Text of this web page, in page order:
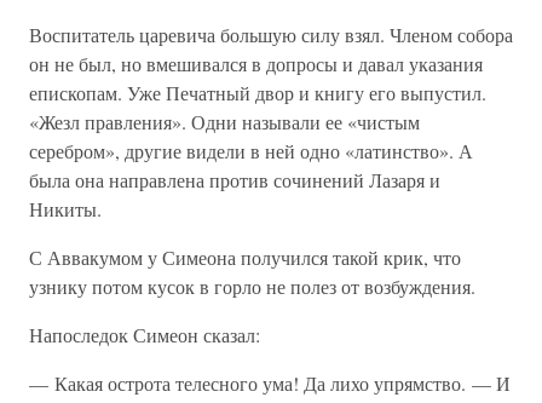
Воспитатель царевича большую силу взял. Членом собора
он не был, но вмешивался в допросы и давал указания
епископам. Уже Печатный двор и книгу его выпустил.
«Жезл правления». Одни называли ее «чистым
серебром», другие видели в ней одно «латинство». А
была она направлена против сочинений Лазаря и
Никиты.
С Аввакумом у Симеона получился такой крик, что
узнику потом кусок в горло не полез от возбуждения.
Напоследок Симеон сказал:
— Какая острота телесного ума! Да лихо упрямство. — И